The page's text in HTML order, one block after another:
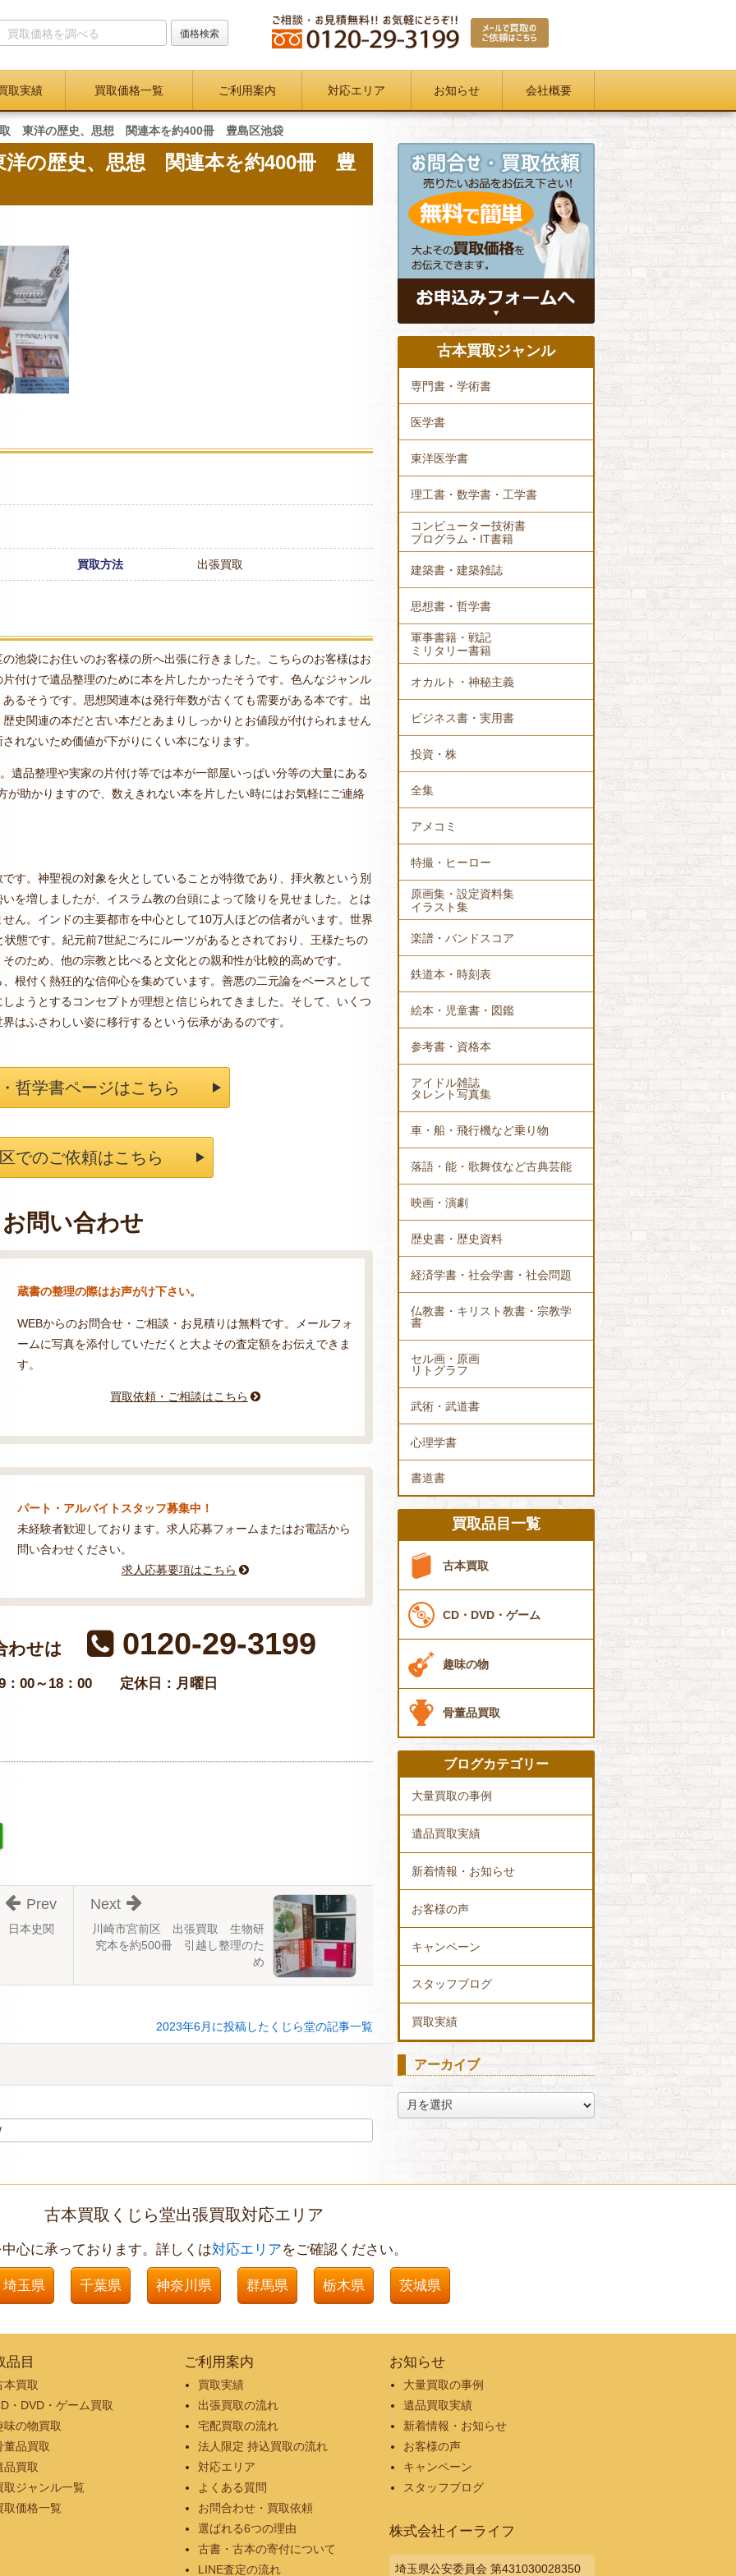
取実績 買取価格一覧 ご利用案内 対応エリア お知らせ 会社概要
東洋の歴史、思想 関連本を約400冊 豊島区池袋
の歴史、思想 関連本を約400冊 豊
買取方法 出張買取
池袋にお住いのお客様の所へ出張に行きました。こちらのお客様はお
付けで遺品整理のために本を片したかったそうです。色んなジャンル
るそうです。思想関連本は発行年数が古くても需要がある本です。出
史関連の本だと古い本だとあまりしっかりとお値段が付けられません
れないため価値が下がりにくい本になります。
遺品整理や実家の片付け等では本が一部屋いっぱい分等の大量にある
が助かりますので、数えきれない本を片したい時にはお気軽にご連絡
す。神聖視の対象を火としていることが特徴であり、拝火教という別
を増しましたが、イスラム教の台頭によって陰りを見せました。とは
ん。インドの主要都市を中心として10万人ほどの信者がいます。世界
態です。紀元前7世紀ごろにルーツがあるとされており、王様たちの
のため、他の宗教と比べると文化との親和性が比較的高めです。
根付く熱狂的な信仰心を集めています。善悪の二元論をベースとして
ようとするコンセプトが理想と信じられてきました。そして、いくつ
はふさわしい姿に移行するという伝承があるのです。
哲学書ページはこちら
でのご依頼はこちら
お問い合わせ
蔵書の整理の際はお声がけ下さい。
WEBからのお問合せ・ご相談・お見積りは無料です。メールフォ
ームに写真を添付していただくと大よその査定額をお伝えできま
す。
買取依頼・ご相談はこちら
パート・アルバイトスタッフ募集中！
未経験者歓迎しております。求人応募フォームまたはお電話から
問い合わせください。
求人応募要項はこちら
わせは 0120-29-3199
：00～18：00 定休日：月曜日
川崎市宮前区 出張買取 生物研
究本を約500冊 引越し整理のた
め
Next
本史関
Prev
2023年6月に投稿したくじら堂の記事一覧
古本買取ジャンル
専門書・学術書
医学書
東洋医学書
理工書・数学書・工学書
コンピューター技術書
プログラム・IT書籍
建築書・建築雑誌
思想書・哲学書
軍事書籍・戦記
ミリタリー書籍
オカルト・神秘主義
ビジネス書・実用書
投資・株
全集
アメコミ
特撮・ヒーロー
原画集・設定資料集
イラスト集
楽譜・バンドスコア
鉄道本・時刻表
絵本・児童書・図鑑
参考書・資格本
アイドル雑誌
タレント写真集
車・船・飛行機など乗り物
落語・能・歌舞伎など古典芸能
映画・演劇
歴史書・歴史資料
経済学書・社会学書・社会問題
仏教書・キリスト教書・宗教学
書
セル画・原画
リトグラフ
武術・武道書
心理学書
書道書
買取品目一覧
古本買取
CD・DVD・ゲーム
趣味の物
骨董品買取
ブログカテゴリー
大量買取の事例
遺品買取実績
新着情報・お知らせ
お客様の声
キャンペーン
スタッフブログ
買取実績
アーカイブ
ー
古本買取くじら堂出張買取対応エリア
心に承っております。詳しくは対応エリアをご確認ください。
埼玉県 千葉県 神奈川県 群馬県 栃木県 茨城県
品目
本買取
・DVD・ゲーム買取
味の物買取
董品買取
品買取
取ジャンル一覧
取価格一覧
ご利用案内
買取実績
出張買取の流れ
宅配買取の流れ
法人限定 持込買取の流れ
対応エリア
よくある質問
お問合わせ・買取依頼
選ばれる6つの理由
古書・古本の寄付について
LINE査定の流れ
お知らせ
大量買取の事例
遺品買取実績
新着情報・お知らせ
お客様の声
キャンペーン
スタッフブログ
株式会社イーライフ
埼玉県公安委員会 第431030028350